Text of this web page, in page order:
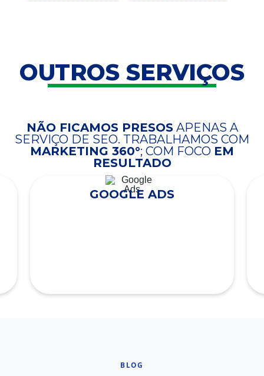
OUTROS SERVIÇOS
NÃO FICAMOS PRESOSAPENAS A
SERVIÇO DE SEO. TRABALHAMOS COM
MARKETING 360°; COM FOCO EM
RESULTADO
GOOGLE ADS
BLOG